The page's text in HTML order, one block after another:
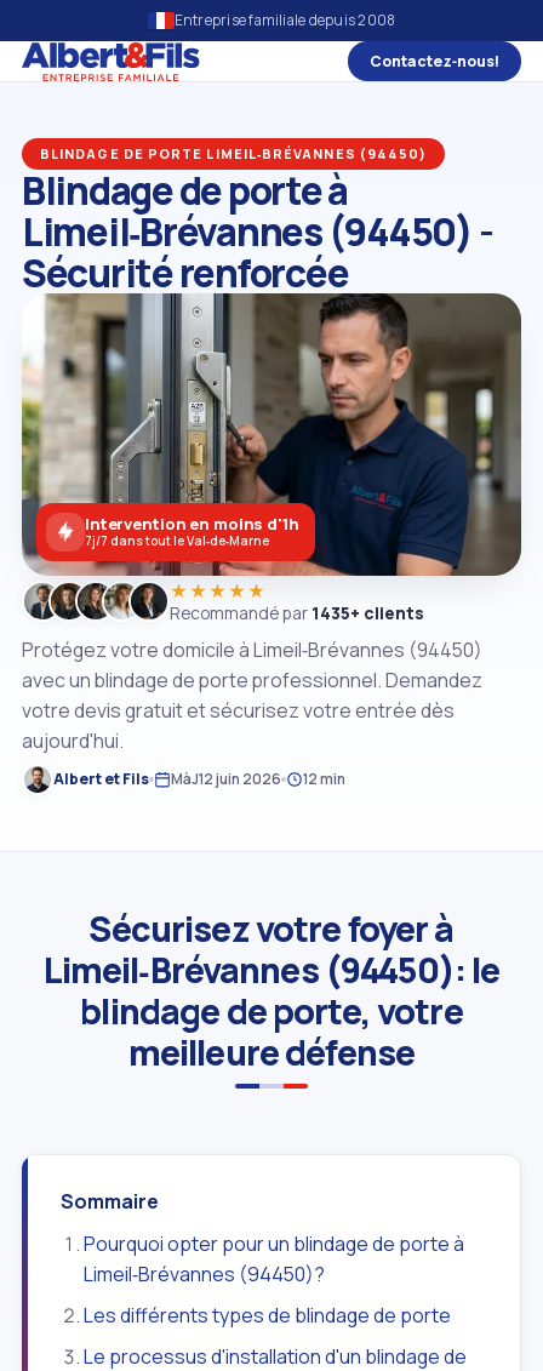
Entreprise familiale depuis 2008
Contactez‑nous!
BLINDAGE DE PORTE LIMEIL‑BRÉVANNES (94450)
Blindage de porte à
Limeil‑Brévannes (94450) -
Sécurité renforcée
Protégez votre domicile à Limeil‑Brévannes (94450)
avec un blindage de porte professionnel. Demandez
votre devis gratuit et sécurisez votre entrée dès
aujourd'hui.
Albert et Fils MàJ12 juin 2026 12 min
★★★★★
Recommandé par 1435+ clients
Intervention en moins d'1h
7j/7 dans tout le Val‑de‑Marne
Sécurisez votre foyer à
Limeil‑Brévannes (94450): le
blindage de porte, votre
meilleure défense
Sommaire
Pourquoi opter pour un blindage de porte à
Limeil‑Brévannes (94450)?
Les différents types de blindage de porte
Le processus d'installation d'un blindage de